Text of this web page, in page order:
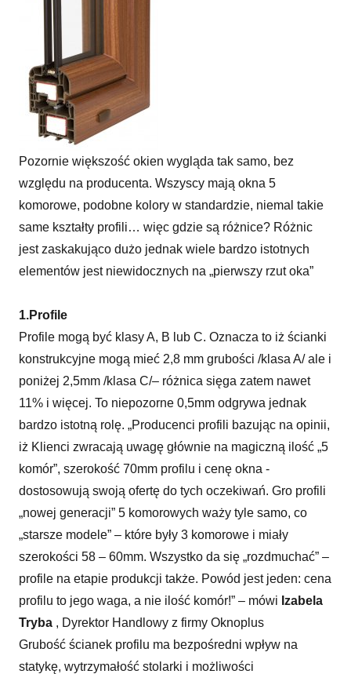
Czego nie widać w oknie?
Pozornie większość okien wygląda tak samo, bez
względu na producenta. Wszyscy mają okna 5
komorowe, podobne kolory w standardzie, niemal takie
same kształty profili… więc gdzie są różnice? Różnic
jest zaskakująco dużo jednak wiele bardzo istotnych
elementów jest niewidocznych na „pierwszy rzut oka”
1.Profile
Profile mogą być klasy A, B lub C. Oznacza to iż ścianki
konstrukcyjne mogą mieć 2,8 mm grubości /klasa A/ ale i
poniżej 2,5mm /klasa C/– różnica sięga zatem nawet
11% i więcej. To niepozorne 0,5mm odgrywa jednak
bardzo istotną rolę. „Producenci profili bazując na opinii,
iż Klienci zwracają uwagę głównie na magiczną ilość „5
komór”, szerokość 70mm profilu i cenę okna -
dostosowują swoją ofertę do tych oczekiwań. Gro profili
„nowej generacji” 5 komorowych waży tyle samo, co
„starsze modele” – które były 3 komorowe i miały
szerokości 58 – 60mm. Wszystko da się „rozdmuchać” –
profile na etapie produkcji także. Powód jest jeden: cena
profilu to jego waga, a nie ilość komór!” – mówi Izabela
Tryba , Dyrektor Handlowy z firmy Oknoplus
Grubość ścianek profilu ma bezpośredni wpływ na
statykę, wytrzymałość stolarki i możliwości